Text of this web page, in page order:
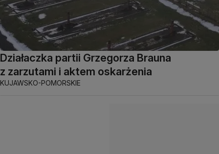
Działaczka partii Grzegorza Brauna
z zarzutami i aktem oskarżenia
KUJAWSKO-POMORSKIE